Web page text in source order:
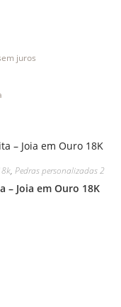
juros
, Pedras personalizadas 2
– Joia em Ouro 18K